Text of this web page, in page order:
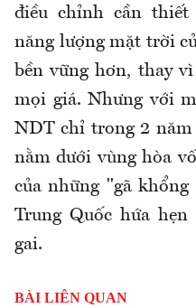
điều chỉnh cần thiết
năng lượng mặt trời
bền vững hơn, thay
mọi giá. Nhưng với
NDT chỉ trong 2
nằm dưới vùng hòa
của những "gã
Trung Quốc hứa
gai.
BÀI LIÊN QUAN